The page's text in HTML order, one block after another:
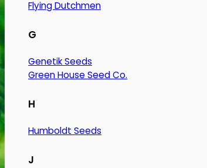
Flying Dutchmen
G
Genetik Seeds
Green House Seed Co.
H
Humboldt Seeds
J